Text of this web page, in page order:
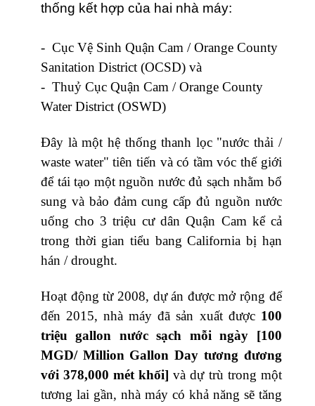
thống kết hợp của hai nhà máy:
- Cục Vệ Sinh Quận Cam / Orange County
Sanitation District (OCSD) và
- Thuỷ Cục Quận Cam / Orange County
Water District (OSWD)
Đây là một hệ thống thanh lọc "nước thải /
waste water" tiên tiến và có tầm vóc thế giới
để tái tạo một nguồn nước đủ sạch nhằm bổ
sung và bảo đảm cung cấp đủ nguồn nước
uống cho 3 triệu cư dân Quận Cam kể cả
trong thời gian tiểu bang California bị hạn
hán / drought.
Hoạt động từ 2008, dự án được mở rộng để
đến 2015, nhà máy đã sản xuất được 100
triệu gallon nước sạch mỗi ngày [100
MGD/ Million Gallon Day tương đương
với 378,000 mét khối] và dự trù trong một
tương lai gần, nhà máy có khả năng sẽ tăng